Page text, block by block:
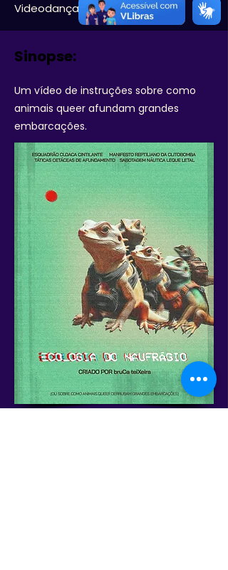
Videodança & Videoarte
Sinopse:
Um vídeo de instruções sobre como
animais queer afundam grandes
embarcações.